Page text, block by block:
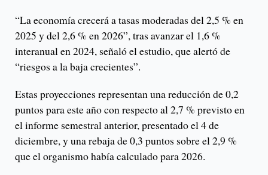
“La economía crecerá a tasas moderadas del 2,5 % en
2025 y del 2,6 % en 2026”, tras avanzar el 1,6 %
interanual en 2024, señaló el estudio, que alertó de
“riesgos a la baja crecientes”.
Estas proyecciones representan una reducción de 0,2
puntos para este año con respecto al 2,7 % previsto en
el informe semestral anterior, presentado el 4 de
diciembre, y una rebaja de 0,3 puntos sobre el 2,9 %
que el organismo había calculado para 2026.